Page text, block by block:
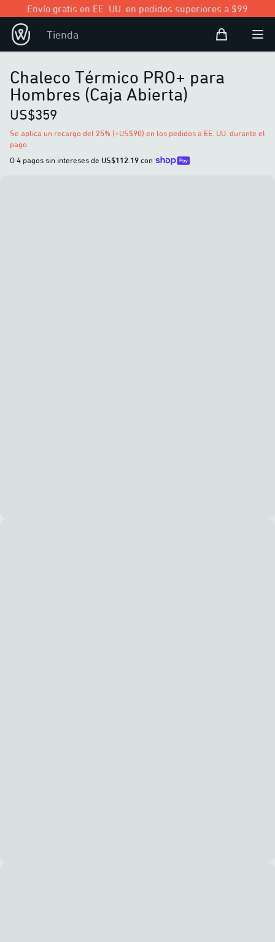
Envío gratis en EE. UU. en pedidos superiores a $99
Tienda Bolsa de
Open
Chaleco Térmico PRO+ para
Hombres (Caja Abierta)
US$359
Se aplica un recargo del 25% (+US$90) en los pedidos a EE. UU. durante el
pago.
O 4 pagos sin intereses de US$112.19con